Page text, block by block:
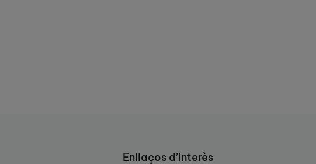
Enllaços d’interès